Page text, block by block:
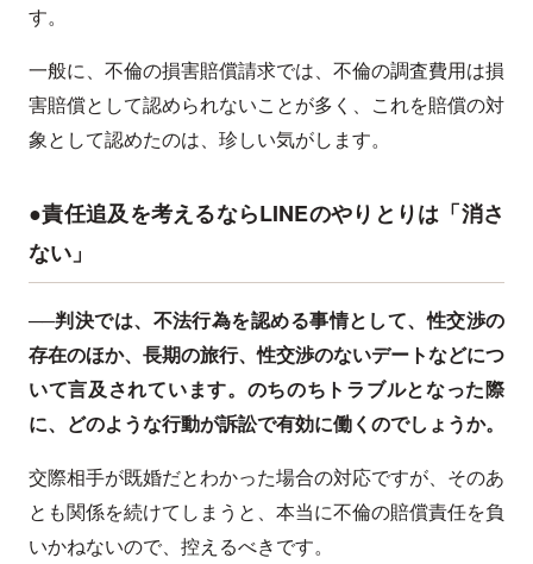
す。
一般に、不倫の損害賠償請求では、不倫の調査費用は損
害賠償として認められないことが多く、これを賠償の対
象として認めたのは、珍しい気がします。
●責任追及を考えるならLINEのやりとりは「消さ
ない」
──判決では、不法行為を認める事情として、性交渉の
存在のほか、長期の旅行、性交渉のないデートなどにつ
いて言及されています。のちのちトラブルとなった際
に、どのような行動が訴訟で有効に働くのでしょうか。
交際相手が既婚だとわかった場合の対応ですが、そのあ
とも関係を続けてしまうと、本当に不倫の賠償責任を負
いかねないので、控えるべきです。